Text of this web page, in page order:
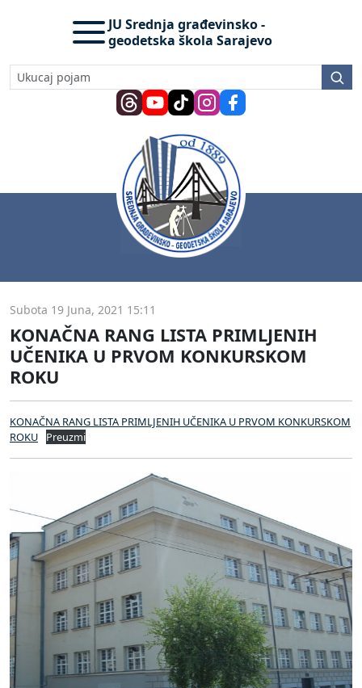
JU Srednja građevinsko -
geodetska škola Sarajevo
Subota 19 Juna, 2021 15:11
KONAČNA RANG LISTA PRIMLJENIH
UČENIKA U PRVOM KONKURSKOM
ROKU
KONAČNA RANG LISTA PRIMLJENIH UČENIKA U PRVOM KONKURSKOM
ROKU
Preuzmi